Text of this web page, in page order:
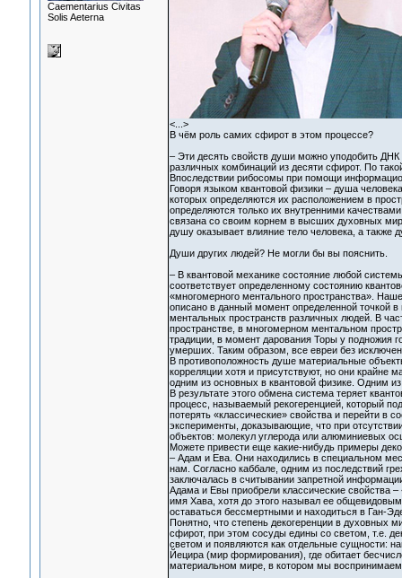
Сaementarius Civitas
Solis Aeterna
<...>
В чём роль самих сфирот в этом процессе?
– Эти десять свойств души можно уподобить
различных комбинаций из десяти сфирот. По
Впоследствии рибосомы при помощи
Говоря языком квантовой физики – душа
которых определяются их расположением в
определяются только их внутренними
связана со своим корнем в высших духовных
душу оказывает влияние тело человека, а также
Души других людей? Не могли бы вы пояснить.
– В квантовой механике состояние любой
соответствует определенному состоянию
«многомерного ментального пространства».
описано в данный момент определенной точкой
ментальных пространств различных людей. В
пространстве, в многомерном ментальном
традиции, в момент дарования Торы у подножия
умерших. Таким образом, все евреи без
В противоположность душе материальные
корреляции хотя и присутствуют, но они крайне
одним из основных в квантовой физике. Одним
В результате этого обмена система теряет
процесс, называемый рекогеренцией, который
потерять «классические» свойства и перейти в
эксперименты, доказывающие, что при
объектов: молекул углерода или алюминиевых
Можете привести еще какие-нибудь примеры
– Адам и Ева. Они находились в специальном
нам. Согласно каббале, одним из последствий
заключалась в считывании запретной
Адама и Евы приобрели классические свойства
имя Хава, хотя до этого называл ее
оставаться бессмертными и находиться в Ган-
Понятно, что степень декогеренции в духовных
сфирот, при этом сосуды едины со светом, т.е.
светом и появляются как отдельные сущности:
Йецира (мир формирования), где обитает
материальном мире, в котором мы